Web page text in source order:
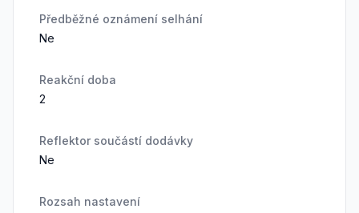
Předběžné oznámení selhání
Ne
Reakční doba
2
Reflektor součástí dodávky
Ne
Rozsah nastavení